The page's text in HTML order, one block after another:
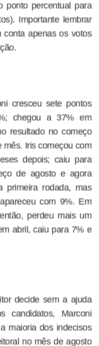
ponto percentual para
Importante lembrar
conta apenas os votos
cresceu sete pontos
chegou a 37% em
resultado no começo
mês. Iris começou com
depois; caiu para
de agosto e agora
primeira rodada, mas
com 9%. Em
perdeu mais um
abril, caiu para 7% e
decide sem a ajuda
Marconi
maioria dos indecisos
no mês de agosto